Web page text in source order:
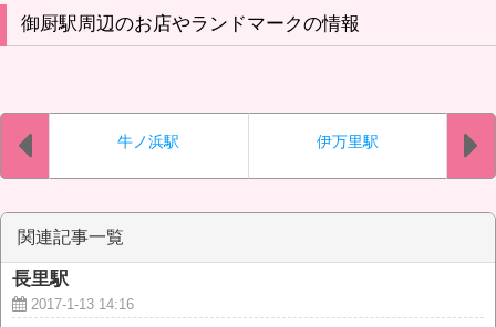
御厨駅周辺のお店やランドマークの情報
牛ノ浜駅 伊万里駅
関連記事一覧
長里駅
2017-1-13 14:16